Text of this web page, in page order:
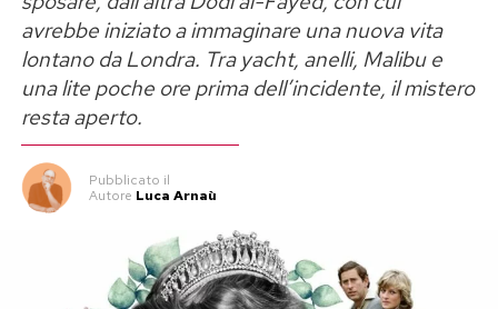
attirare l’attenzione non erano state soltanto le
coreografie. Megan e Franceska si erano
scambiate baci sul palco, immagini diventate
rapidamente virali e lette allora come parte
dello spettacolo e della loro complicità.
Ora quelle scene sono tornate
improvvisamente sotto i riflettori.
I vecchi post tra Megan e Franceska
avrebbe iniziato a immaginare una nuova vita
lontano da Londra. Tra yacht, anelli, Malibu e
una lite poche ore prima dell’incidente, il mistero
resta aperto.
Pubblicato il
Autore Luca Arnaù